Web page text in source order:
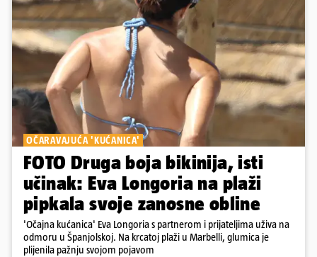
OČARAVAJUĆA 'KUĆANICA'
FOTO Druga boja bikinija, isti
učinak: Eva Longoria na plaži
pipkala svoje zanosne obline
'Očajna kućanica' Eva Longoria s partnerom i prijateljima uživa na
odmoru u Španjolskoj. Na krcatoj plaži u Marbelli, glumica je
plijenila pažnju svojom pojavom